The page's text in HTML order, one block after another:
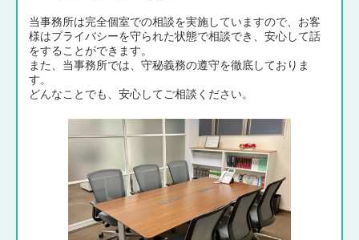
当事務所は完全個室での相談を実施していますので、お客
様はプライバシーを守られた状態で相談でき、安心して話
をすることができます。
また、当事務所では、守秘義務の遵守を徹底しておりま
す。
どんなことでも、安心してご相談ください。